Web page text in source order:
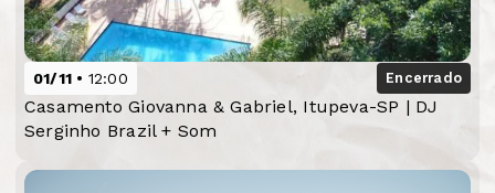
01/11 12:00 Encerrado
Casamento Giovanna & Gabriel, Itupeva-SP | DJ
Serginho Brazil + Som